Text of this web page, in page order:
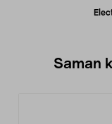
Saman